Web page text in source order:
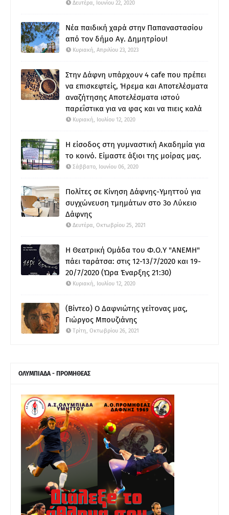
Δευτέρα, Ιουνίου 22, 2020
Νέα παιδική χαρά στην Παπαναστασίου
από τον δήμο Αγ. Δημητρίου!
Κυριακή, Απριλίου 23, 2023
Στην Δάφνη υπάρχουν 4 cafe που πρέπει
να επισκεφτείς, Ήρεμα και Αποτελέσματα
αναζήτησης Αποτελέσματα ιστού
παρεΐστικα για να φας και να πιεις καλά
Κυριακή, Ιουλίου 12, 2020
Η είσοδος στη γυμναστική Ακαδημία για
το κοινό. Είμαστε άξιοι της μοίρας μας.
Σάββατο, Ιουνίου 06, 2020
Πολίτες σε Κίνηση Δάφνης-Υμηττού για
συγχώνευση τμημάτων στο 3ο Λύκειο
Δάφνης
Δευτέρα, Οκτωβρίου 25, 2021
Η Θεατρική Ομάδα του Φ.Ο.Υ "ΑΝΕΜΗ"
πάει ταράτσα: στις 12-13/7/2020 και 19-
20/7/2020 (Ώρα Έναρξης 21:30)
Κυριακή, Ιουλίου 12, 2020
(Βίντεο) Ο Δαφνιώτης γείτονας μας,
Γιώργος Μπουζιάνης
Τρίτη, Οκτωβρίου 26, 2021
ΟΛΥΜΠΙΑΔΑ - ΠΡΟΜΗΘΕΑΣ